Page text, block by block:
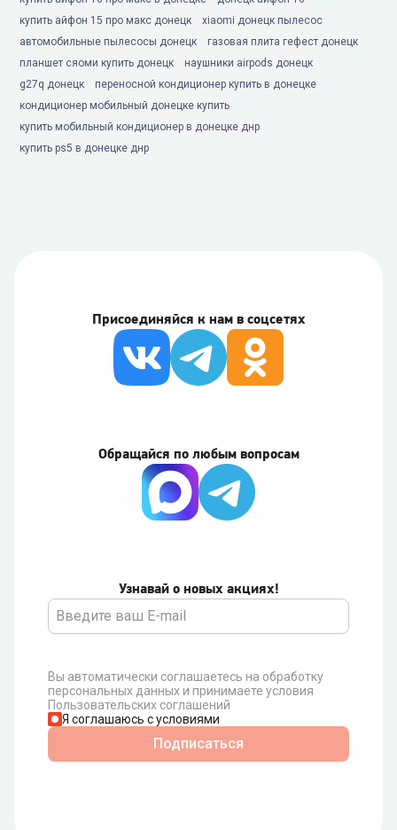
купить айфон 15 про макс донецк
xiaomi донецк пылесос
автомобильные пылесосы донецк
газовая плита гефест донецк
планшет сяоми купить донецк
наушники airpods донецк
g27q донецк
переносной кондиционер купить в донецке
кондиционер мобильный донецке купить
купить мобильный кондиционер в донецке днр
купить ps5 в донецке днр
Присоединяйся к нам в соцсетях
Узнавай о новых акциях!
Вы автоматически соглашаетесь на обработку
персональных данных и принимаете условия
Пользовательских соглашений
Я соглашаюсь с условиями
Подписаться
Обращайся по любым вопросам